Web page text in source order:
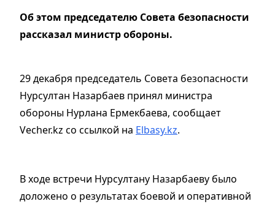
Об этом председателю Совета безопасности
рассказал министр обороны.
29 декабря председатель Совета безопасности
Нурсултан Назарбаев принял министра
обороны Нурлана Ермекбаева, сообщает
Vecher.kz со ссылкой на Elbasy.kz.
В ходе встречи Нурсултану Назарбаеву было
доложено о результатах боевой и оперативной